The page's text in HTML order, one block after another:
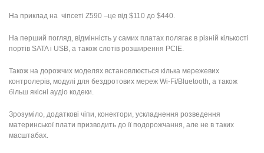
На приклад на чіпсеті Z590 –це від $110 до $440.
На перший погляд, відмінність у самих платах полягає в різній кількості
портів SATA і USB, а також слотів розширення PCIE.
Також на дорожчих моделях встановлюється кілька мережевих
контролерів, модулі для бездротових мереж Wi-Fi/Bluetooth, а також
більш якісні аудіо кодеки.
Зрозуміло, додаткові чіпи, конектори, ускладнення розведення
материнської плати призводить до її подорожчання, але не в таких
масштабах.